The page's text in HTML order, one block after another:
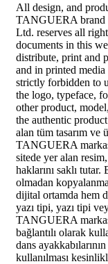
All design, and
TANGUERA brand
Ltd. reserves all
documents in this
distribute, print and
and in printed
strictly forbidden to
the logo, typeface,
other product,
the authentic
alan tüm tasarım ve
TANGUERA
sitede yer alan
haklarını saklı
olmadan
dijital ortamda hem
yazı tipi, yazı tipi
TANGUERA
bağlantılı olarak
dans
kullanılması